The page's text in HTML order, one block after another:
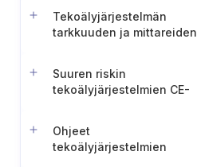
Tekoälyjärjestelmän
tarkkuuden ja mittareiden
Suuren riskin
tekoälyjärjestelmien CE-
Ohjeet
tekoälyjärjestelmien